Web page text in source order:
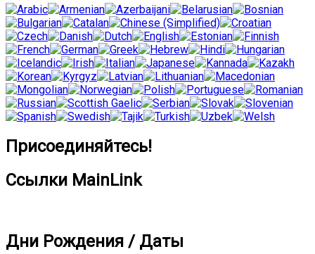
Присоединяйтесь!
Ссылки MainLink
Дни Рождения / Даты